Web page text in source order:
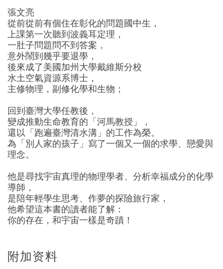
与
象
征
数
量
張文亮
從前從前有個住在彰化的問題國中生，
上課第一次聽到波義耳定理，
一肚子問題問不到答案，
意外鬧到幾乎要退學，
後來成了美國加州大學戴維斯分校
水土空氣資源系博士，
主修物理，副修化學和生物；
回到臺灣大學任教後，
變成推動生命教育的「河馬教授」，
還以「跑遍臺灣清水溝」的工作為榮。
為「別人家的孩子」寫了一個又一個的求學、戀愛與
理念。
他是尋找宇宙真理的物理學者、分析幸福成分的化學
導師，
是陪年輕學生思考、作夢的探險旅行家，
他希望這本書的讀者能了解：
你的存在，和宇宙一樣是奇蹟！
附加资料